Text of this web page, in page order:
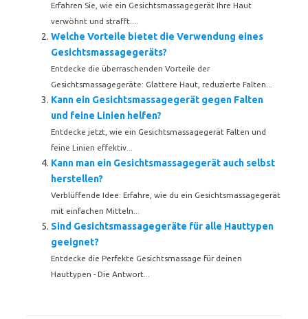
Erfahren Sie, wie ein Gesichtsmassagegerät Ihre Haut
verwöhnt und strafft....
Welche Vorteile bietet die Verwendung eines
Gesichtsmassagegeräts?
Entdecke die überraschenden Vorteile der
Gesichtsmassagegeräte: Glattere Haut, reduzierte Falten...
Kann ein Gesichtsmassagegerät gegen Falten
und feine Linien helfen?
Entdecke jetzt, wie ein Gesichtsmassagegerät Falten und
feine Linien effektiv...
Kann man ein Gesichtsmassagegerät auch selbst
herstellen?
Verblüffende Idee: Erfahre, wie du ein Gesichtsmassagegerät
mit einfachen Mitteln...
Sind Gesichtsmassagegeräte für alle Hauttypen
geeignet?
Entdecke die Perfekte Gesichtsmassage für deinen
Hauttypen - Die Antwort...